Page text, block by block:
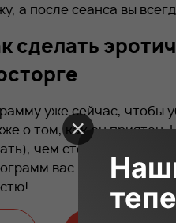
а после сеанса вы
сделать
уже сейчас, чтобы
о том, как он
чем сто раз
вас приятно